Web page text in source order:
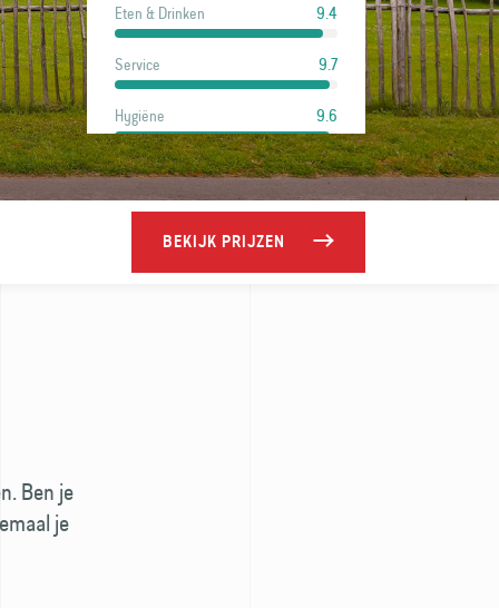
Eten & Drinken 9.4
Service 9.7
Hygiëne 9.6
Locatie 9.4
Prijs 7.7
BEKIJK PRIJZEN
Ben je
je